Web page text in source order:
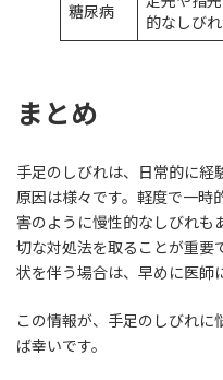
糖尿病
的なしびれ
まとめ
手足のしびれは、日常的に経
原因は様々です。軽度で一時
害のように慢性的なしびれも
切な対処法を取ることが重要
状を伴う場合は、早めに医師
この情報が、手足のしびれに
ば幸いです。